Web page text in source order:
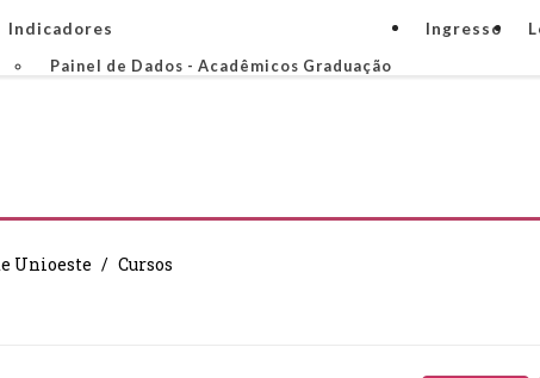
Indicadores
Painel de Dados - Acadêmicos Graduação
Ingresso
Unioeste Cursos